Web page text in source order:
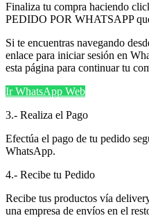
Finaliza tu compra haciendo
PEDIDO POR WHATSAPP
Si te encuentras navegando
enlace para iniciar sesión en
esta página para continuar tu
Ir WhatsApp Web
3.- Realiza el Pago
Efectúa el pago de tu pedido
WhatsApp.
4.- Recibe tu Pedido
Recibe tus productos vía
una empresa de envíos en el